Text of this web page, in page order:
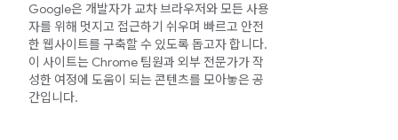
Google은 개발자가 교차 브라우저와 모든 사용
자를 위해 멋지고 접근하기 쉬우며 빠르고 안전
한 웹사이트를 구축할 수 있도록 돕고자 합니다.
이 사이트는 Chrome 팀원과 외부 전문가가 작
성한 여정에 도움이 되는 콘텐츠를 모아놓은 공
간입니다.